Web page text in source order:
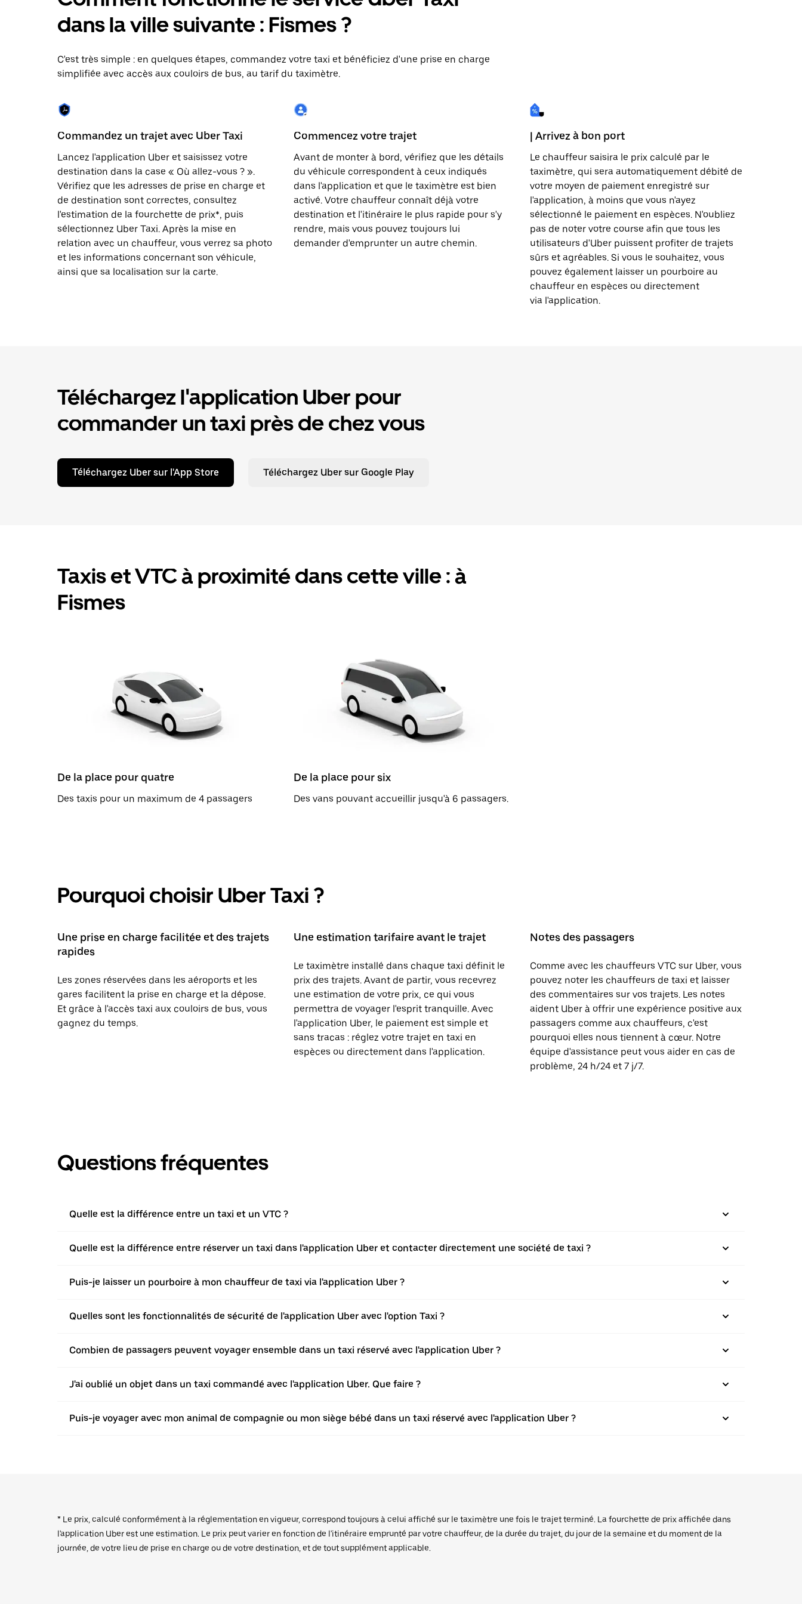
le
et
date.
Appuyez
sur
touche
Échap
fermer
calendrier.
dans la ville suivante : Fismes ?
C'est très simple : en quelques étapes, commandez votre taxi et bénéficiez d'une prise en charge
simplifiée avec accès aux couloirs de bus, au tarif du taximètre.
Commandez un trajet avec Uber Taxi
Lancez l'application Uber et saisissez votre
destination dans la case « Où allez-vous ? ».
Vérifiez que les adresses de prise en charge et
de destination sont correctes, consultez
l'estimation de la fourchette de prix*, puis
sélectionnez Uber Taxi. Après la mise en
relation avec un chauffeur, vous verrez sa photo
et les informations concernant son véhicule,
ainsi que sa localisation sur la carte.
Commencez votre trajet
Avant de monter à bord, vérifiez que les détails
du véhicule correspondent à ceux indiqués
dans l'application et que le taximètre est bien
activé. Votre chauffeur connaît déjà votre
destination et l'itinéraire le plus rapide pour s'y
rendre, mais vous pouvez toujours lui
demander d'emprunter un autre chemin.
| Arrivez à bon port
Le chauffeur saisira le prix calculé par le
taximètre, qui sera automatiquement débité de
votre moyen de paiement enregistré sur
l'application, à moins que vous n'ayez
sélectionné le paiement en espèces. N'oubliez
pas de noter votre course afin que tous les
utilisateurs d'Uber puissent profiter de trajets
sûrs et agréables. Si vous le souhaitez, vous
pouvez également laisser un pourboire au
chauffeur en espèces ou directement
via l'application.
Téléchargez l'application Uber pour
commander un taxi près de chez vous
Téléchargez Uber sur l'App Store Téléchargez Uber sur Google Play
Taxis et VTC à proximité dans cette ville : à
Fismes
De la place pour quatre
Des taxis pour un maximum de 4 passagers
De la place pour six
Des vans pouvant accueillir jusqu'à 6 passagers.
Pourquoi choisir Uber Taxi ?
Une prise en charge facilitée et des trajets
rapides
Les zones réservées dans les aéroports et les
gares facilitent la prise en charge et la dépose.
Et grâce à l'accès taxi aux couloirs de bus, vous
gagnez du temps.
Une estimation tarifaire avant le trajet
Le taximètre installé dans chaque taxi définit le
prix des trajets. Avant de partir, vous recevrez
une estimation de votre prix, ce qui vous
permettra de voyager l'esprit tranquille. Avec
l'application Uber, le paiement est simple et
sans tracas : réglez votre trajet en taxi en
espèces ou directement dans l'application.
Notes des passagers
Comme avec les chauffeurs VTC sur Uber, vous
pouvez noter les chauffeurs de taxi et laisser
des commentaires sur vos trajets. Les notes
aident Uber à offrir une expérience positive aux
passagers comme aux chauffeurs, c'est
pourquoi elles nous tiennent à cœur. Notre
équipe d'assistance peut vous aider en cas de
problème, 24 h/24 et 7 j/7.
Questions fréquentes
Quelle est la différence entre un taxi et un VTC ?
Quelle est la différence entre réserver un taxi dans l'application Uber et contacter directement une société de taxi ?
Puis-je laisser un pourboire à mon chauffeur de taxi via l'application Uber ?
Quelles sont les fonctionnalités de sécurité de l'application Uber avec l'option Taxi ?
Combien de passagers peuvent voyager ensemble dans un taxi réservé avec l'application Uber ?
J'ai oublié un objet dans un taxi commandé avec l'application Uber. Que faire ?
Puis-je voyager avec mon animal de compagnie ou mon siège bébé dans un taxi réservé avec l'application Uber ?
* Le prix, calculé conformément à la réglementation en vigueur, correspond toujours à celui affiché sur le taximètre une fois le trajet terminé. La fourchette de prix affichée dans
l'application Uber est une estimation. Le prix peut varier en fonction de l'itinéraire emprunté par votre chauffeur, de la durée du trajet, du jour de la semaine et du moment de la
journée, de votre lieu de prise en charge ou de votre destination, et de tout supplément applicable.